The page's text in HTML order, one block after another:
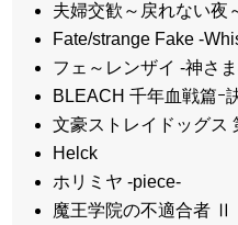
夫婦交歓～戻れない夜
Fate/strange Fake -
フェ～レンザイ -神さ
BLEACH 千年血戦篇ｰ
文豪ストレイドッグス
Helck
ホリミヤ -piece-
魔王学院の不適合者 Ⅱ